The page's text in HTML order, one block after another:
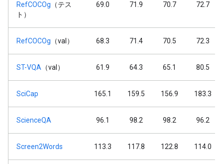
RefCOCOg （テス
ト）
69.0 71.9 70.7 72.7
RefCOCOg （val） 68.3 71.4 70.5 72.3
ST-VQA （val） 61.9 64.3 65.1 80.5
SciCap 165.1 159.5 156.9 183.3
ScienceQA 96.1 98.2 98.2 96.2
Screen2Words 113.3 117.8 122.8 114.0